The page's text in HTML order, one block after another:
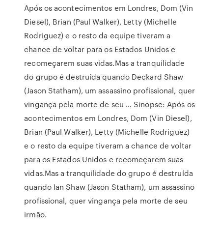
Após os acontecimentos em Londres, Dom (Vin
Diesel), Brian (Paul Walker), Letty (Michelle
Rodriguez) e o resto da equipe tiveram a
chance de voltar para os Estados Unidos e
recomeçarem suas vidas.Mas a tranquilidade
do grupo é destruída quando Deckard Shaw
(Jason Statham), um assassino profissional, quer
vingança pela morte de seu … Sinopse: Após os
acontecimentos em Londres, Dom (Vin Diesel),
Brian (Paul Walker), Letty (Michelle Rodriguez)
e o resto da equipe tiveram a chance de voltar
para os Estados Unidos e recomeçarem suas
vidas.Mas a tranquilidade do grupo é destruída
quando Ian Shaw (Jason Statham), um assassino
profissional, quer vingança pela morte de seu
irmão.